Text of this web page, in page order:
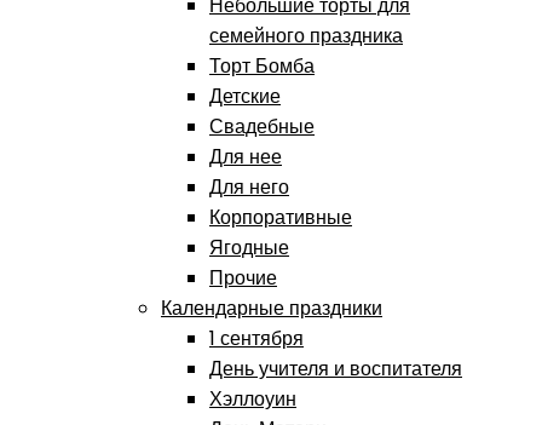
семейного праздника
Торт Бомба
Детские
Свадебные
Для нее
Для него
Корпоративные
Ягодные
Прочие
Календарные праздники
1 сентября
День учителя и воспитателя
Хэллоуин